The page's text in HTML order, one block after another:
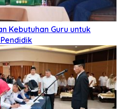
Kebutuhan Guru untuk